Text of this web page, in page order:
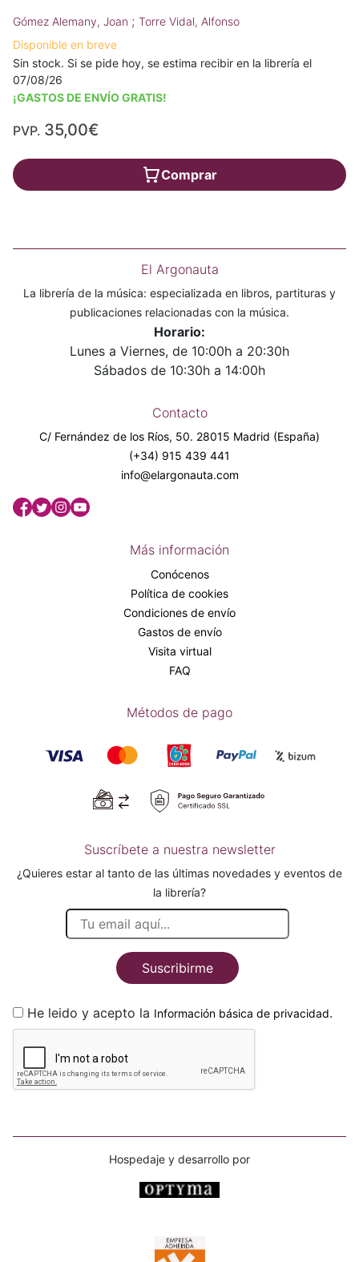
Gómez Alemany, Joan ; Torre Vidal, Alfonso
Disponible en breve
Sin stock. Si se pide hoy, se estima recibir en la librería el
07/08/26
¡GASTOS DE ENVÍO GRATIS!
PVP. 35,00€
Comprar
El Argonauta
La librería de la música: especializada en libros, partituras y
publicaciones relacionadas con la música.
Horario:
Lunes a Viernes, de 10:00h a 20:30h
Sábados de 10:30h a 14:00h
Contacto
C/ Fernández de los Ríos, 50. 28015 Madrid (España)
(+34) 915 439 441
info@elargonauta.com
Más información
Conócenos
Política de cookies
Condiciones de envío
Gastos de envío
Visita virtual
FAQ
Métodos de pago
Suscríbete a nuestra newsletter
¿Quieres estar al tanto de las últimas novedades y eventos de
la librería?
Suscribirme
He leido y acepto la Información básica de privacidad.
Hospedaje y desarrollo por